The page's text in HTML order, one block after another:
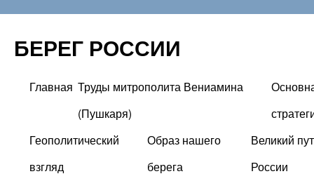
БЕРЕГ РОССИИ
Перейти
содержимому
Главная Труды митрополита Вениамина
(Пушкаря)
Геополитический
взгляд
Образ нашего
берега
Великий
России